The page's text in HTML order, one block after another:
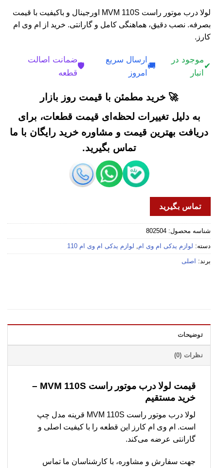
لولا درب موتور راست MVM 110S اورجینال و باکیفیت با قیمت
بصرفه. نصب دقیق، هماهنگی کامل و گارانتی. خرید از ام وی ام
کارز.
✔
موجود در
انبار
🚚
ارسال سریع
امروز
🛡️
ضمانت اصالت
قطعه
🚀 خرید مطمئن با قیمت روز بازار
به دلیل تغییرات لحظه‌ای قیمت قطعات، برای
دریافت بهترین قیمت و مشاوره خرید رایگان با ما
تماس بگیرید.
تماس بگیرید
شناسه محصول: 802504
دسته: لوازم یدکی ام وی ام, لوازم یدکی ام وی ام 110
برند: اصلی
توضیحات
نظرات (0)
قیمت لولا درب موتور راست MVM 110S –
خرید مستقیم
لولا درب موتور راست MVM 110S قرینه مدل چپ
است. ام وی ام کارز این قطعه را با کیفیت اصلی و
گارانتی عرضه می‌کند.
جهت سفارش و مشاوره، با کارشناسان ما تماس